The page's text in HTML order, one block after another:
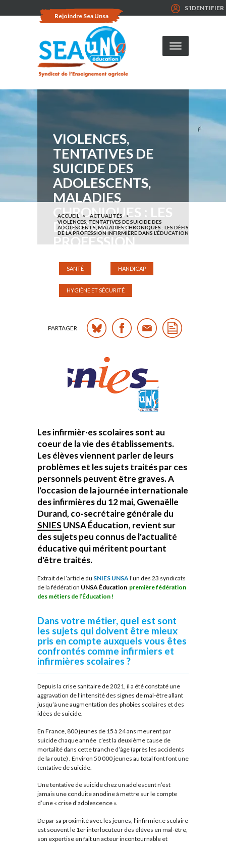
Rejoindre Sea Unsa
S'IDENTIFIER
VIOLENCES,
TENTATIVES DE
SUICIDE DES
ADOLESCENTS,
MALADIES
CHRONIQUES : LES
DÉFIS DE LA
PROFESSION
L’ÉDUCATION
Publié le mardi 17 mai 2022
ACCUEIL
ACTUALITÉS
VIOLENCES, TENTATIVES DE SUICIDE DES
ADOLESCENTS, MALADIES CHRONIQUES : LES DÉFIS
DE LA PROFESSION INFIRMIÈRE DANS L’ÉDUCATION
SANTÉ HANDICAP
HYGIÈNE ET SÉCURITÉ
PARTAGER
Les infirmièr·es scolaires sont au
coeur de la vie des établissements.
Les élèves viennent parler de leurs
problèmes et les sujets traités par ces
personnels peuvent être graves. A
l'occasion de la journée internationale
des infirmières du 12 mai, Gwenaëlle
Durand, co-secrétaire générale du
SNIES UNSA Éducation, revient sur
des sujets peu connus de l'actualité
éducative qui méritent pourtant
d'être traités.
Extrait de l’article du SNIES UNSAl’un des 23 syndicats
de la fédération UNSA Éducation première fédération
des métiers de l’Éducation !
Dans votre métier, quel est sont
les sujets qui doivent être mieux
pris en compte auxquels vous êtes
confrontés comme infirmiers et
infirmières scolaires ?
Depuis la crise sanitaire de 2021, il a été constaté une
aggravation de l’intensité des signes de mal-être allant
jusqu’à une augmentation des phobies scolaires et des
idées de suicide.
En France, 800 jeunes de 15 à 24 ans meurent par
suicide chaque année ­ c’est la deuxième cause de
mortalité dans cette tranche d’âge (après les accidents
de la route) . Environ 50 000 jeunes au total font font une
tentative de suicide.
Une tentative de suicide chez un adolescent n’est
jamais une conduite anodine à mettre sur le compte
d’une « crise d’adolescence ».
De par sa proximité avec les jeunes, l’infirmier.e scolaire
est souvent le 1er interlocuteur des élèves en mal-être,
son expertise en fait un acteur incontournable et